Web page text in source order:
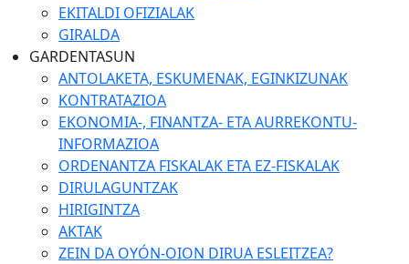
EKITALDI OFIZIALAK
GIRALDA
GARDENTASUN
ANTOLAKETA, ESKUMENAK, EGINKIZUNAK
KONTRATAZIOA
EKONOMIA-, FINANTZA- ETA AURREKONTU-
INFORMAZIOA
ORDENANTZA FISKALAK ETA EZ-FISKALAK
DIRULAGUNTZAK
HIRIGINTZA
AKTAK
ZEIN DA OYÓN-OION DIRUA ESLEITZEA?